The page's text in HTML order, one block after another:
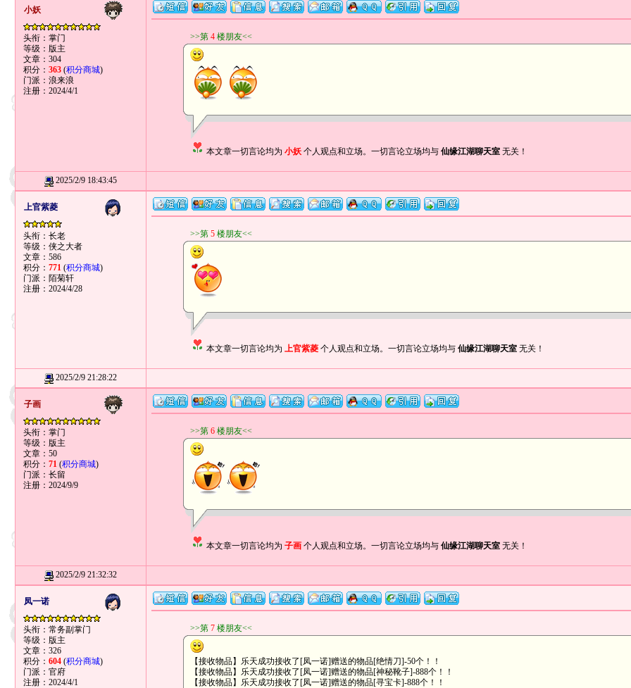
小妖
头衔：掌门
等级：版主
文章：304
积分： 363(积分商城)
门派：浪来浪
注册：2024/4/1
>>第 4楼朋友<<
本文章一切言论均为 小妖个人观点和立场。一切言论立场均与 仙缘江湖聊天室无关！
2025/2/9 18:43:45
上官紫菱
头衔：长老
等级：侠之大者
文章：586
积分： 771(积分商城)
门派：陌菊轩
注册：2024/4/28
>>第 5楼朋友<<
本文章一切言论均为 上官紫菱个人观点和立场。一切言论立场均与 仙缘江湖聊天室无关！
2025/2/9 21:28:22
子画
头衔：掌门
等级：版主
文章：50
积分： 71(积分商城)
门派：长留
注册：2024/9/9
>>第 6楼朋友<<
本文章一切言论均为 子画个人观点和立场。一切言论立场均与 仙缘江湖聊天室无关！
2025/2/9 21:32:32
凤一诺
头衔：常务副掌门
等级：版主
文章：326
积分： 604(积分商城)
门派：官府
注册：2024/4/1
>>第 7楼朋友<<
【接收物品】乐天成功接收了[凤一诺]赠送的物品[绝情刀]-50个！！
【接收物品】乐天成功接收了[凤一诺]赠送的物品[神秘靴子]-888个！！
【接收物品】乐天成功接收了[凤一诺]赠送的物品[寻宝卡]-888个！！